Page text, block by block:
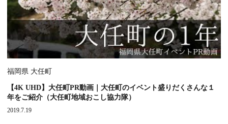
福岡県 大任町
【4K UHD】大任町PR動画｜大任町のイベント盛りだくさんな１
年をご紹介（大任町地域おこし協力隊）
2019.7.19